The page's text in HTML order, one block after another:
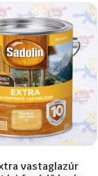
vastaglazúr